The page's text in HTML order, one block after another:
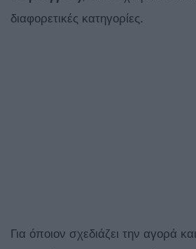
διαφορετικές κατηγορίες.
Για όποιον σχεδιάζει την αγορά